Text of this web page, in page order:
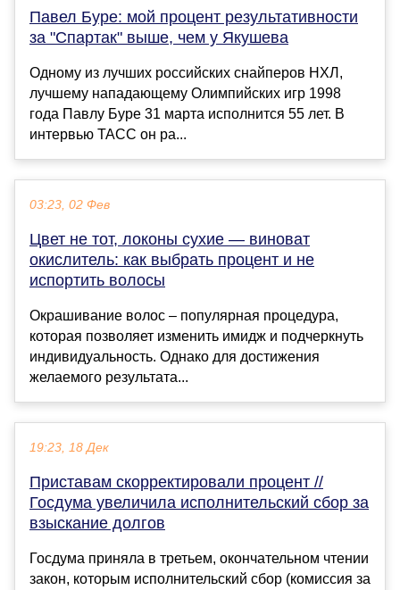
Павел Буре: мой процент результативности
за "Спартак" выше, чем у Якушева
Одному из лучших российских снайперов НХЛ,
лучшему нападающему Олимпийских игр 1998
года Павлу Буре 31 марта исполнится 55 лет. В
интервью ТАСС он ра...
03:23, 02 Фев
Цвет не тот, локоны сухие — виноват
окислитель: как выбрать процент и не
испортить волосы
Окрашивание волос – популярная процедура,
которая позволяет изменить имидж и подчеркнуть
индивидуальность. Однако для достижения
желаемого результата...
19:23, 18 Дек
Приставам скорректировали процент //
Госдума увеличила исполнительский сбор за
взыскание долгов
Госдума приняла в третьем, окончательном чтении
закон, которым исполнительский сбор (комиссия за